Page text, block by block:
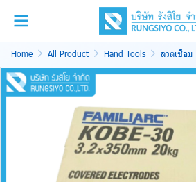
Home All Product Hand Tools ลวดเชื่อม